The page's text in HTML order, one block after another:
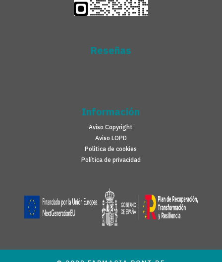
Reseñas
Información
Aviso Copyright
Aviso LOPD
Política de cookies
Política de privacidad